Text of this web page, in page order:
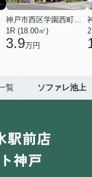
神戸市西区学園西町４丁目
1R (18.00㎡)
3.9万円
覧 ソファレ池上